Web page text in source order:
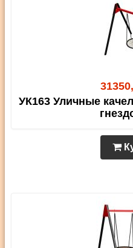
УК163 Уличные